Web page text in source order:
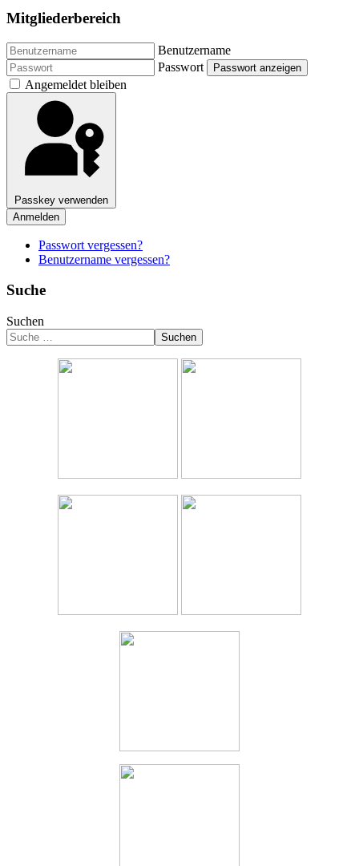
Mitgliederbereich
Benutzername
Passwort
Passwort anzeigen
Angemeldet bleiben
Passkey verwenden
Anmelden
Passwort vergessen?
Benutzername vergessen?
Suche
Suchen
Suchen